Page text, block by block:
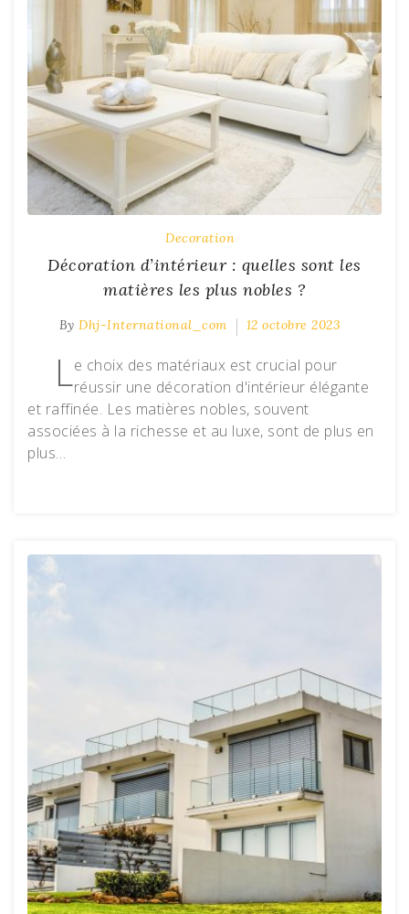
Decoration
Décoration d’intérieur : quelles sont les
matières les plus nobles ?
ByDhj-International_com 12 octobre 2023
Le choix des matériaux est crucial pour
réussir une décoration d'intérieur élégante
et raffinée. Les matières nobles, souvent
associées à la richesse et au luxe, sont de plus en
plus…